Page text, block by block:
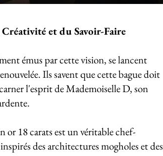
et du Savoir-Faire
émus par cette vision, se lancent
Ils savent que cette bague doit
l'esprit de Mademoiselle D, son
or 18 carats est un véritable chef-
des architectures mogholes et des